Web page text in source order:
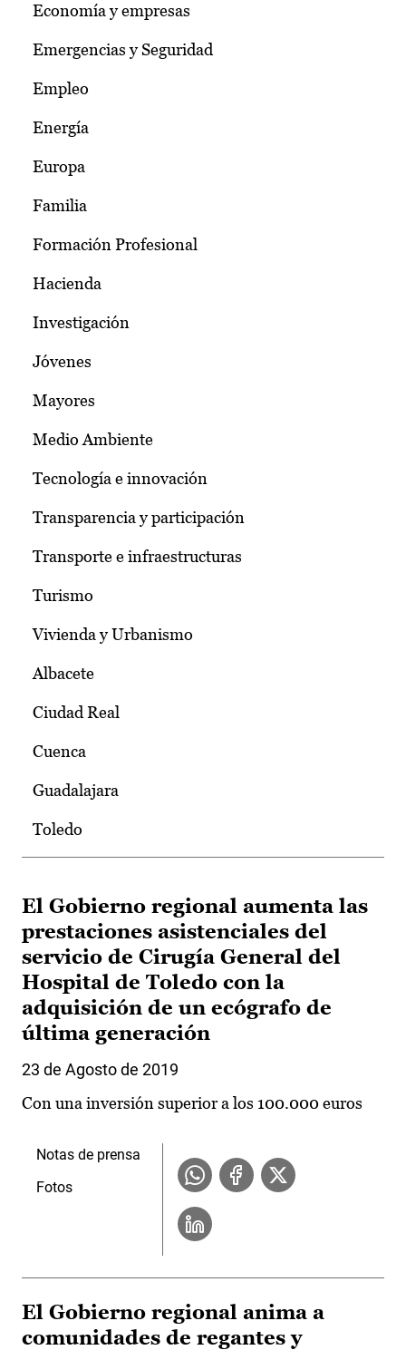
Economía y empresas
Emergencias y Seguridad
Empleo
Energía
Europa
Familia
Formación Profesional
Hacienda
Investigación
Jóvenes
Mayores
Medio Ambiente
Tecnología e innovación
Transparencia y participación
Transporte e infraestructuras
Turismo
Vivienda y Urbanismo
Albacete
Ciudad Real
Cuenca
Guadalajara
Toledo
El Gobierno regional aumenta las
prestaciones asistenciales del
servicio de Cirugía General del
Hospital de Toledo con la
adquisición de un ecógrafo de
última generación
23 de Agosto de 2019
Con una inversión superior a los 100.000 euros
Notas de prensa
Fotos
El Gobierno regional anima a
comunidades de regantes y